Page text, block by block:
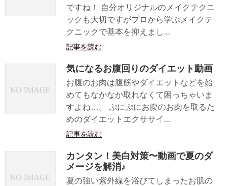
ですね！ 自分オリジナルのメイクテクニ
ックも大切ですがプロから学ぶメイクテ
クニックで基本を抑えまし...
記事を読む
気になるお腹回りのダイエット動画
お腹のお肉は腹筋やダイエットなどを始
めてもなかなか取れなくて困っちゃいま
すよね…。 ぷにぷにお腹のお肉を取るた
めのダイエットエクササイ...
記事を読む
カンタン！美白対策〜動画で夏のダ
メージを解消♪
夏の強い紫外線を浴びてしまったお肌の